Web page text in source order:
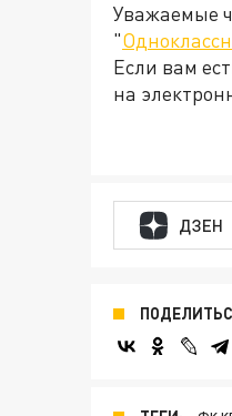
Уважаемые
"
Если вам
на
ДЗЕН